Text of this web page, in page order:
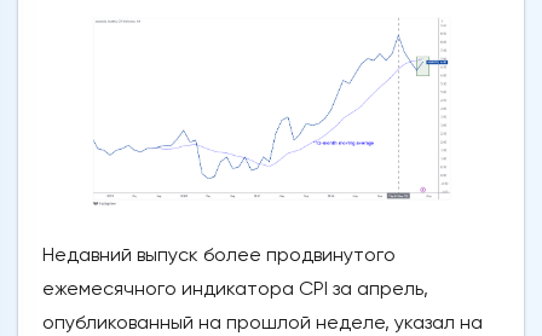
Недавний выпуск более продвинутого
ежемесячного индикатора CPI за апрель,
опубликованный на прошлой неделе, указал на